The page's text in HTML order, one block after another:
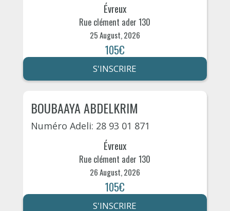
Évreux
Rue clément ader 130
25 August, 2026
105€
S'INSCRIRE
BOUBAAYA ABDELKRIM
Numéro Adeli: 28 93 01 871
Évreux
Rue clément ader 130
26 August, 2026
105€
S'INSCRIRE